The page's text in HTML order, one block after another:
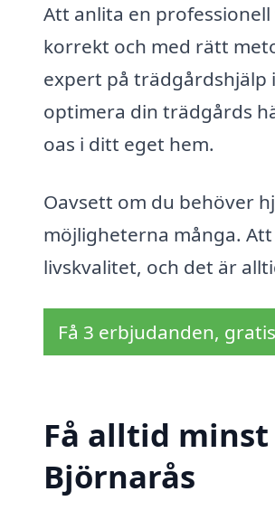
Att anlita en
korrekt och med rätt
expert på trädgårdshjälp
optimera din trädgårds
oas i ditt eget hem.
Oavsett om du behöver
möjligheterna många.
livskvalitet, och det är
Få 3 erbjudanden,
Få alltid
Björnarås